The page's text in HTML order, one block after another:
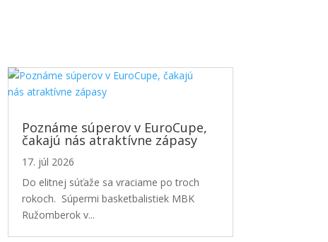
Poznáme súperov v EuroCupe,
čakajú nás atraktívne zápasy
17. júl 2026
Do elitnej súťaže sa vraciame po troch
rokoch. Súpermi basketbalistiek MBK
Ružomberok v...